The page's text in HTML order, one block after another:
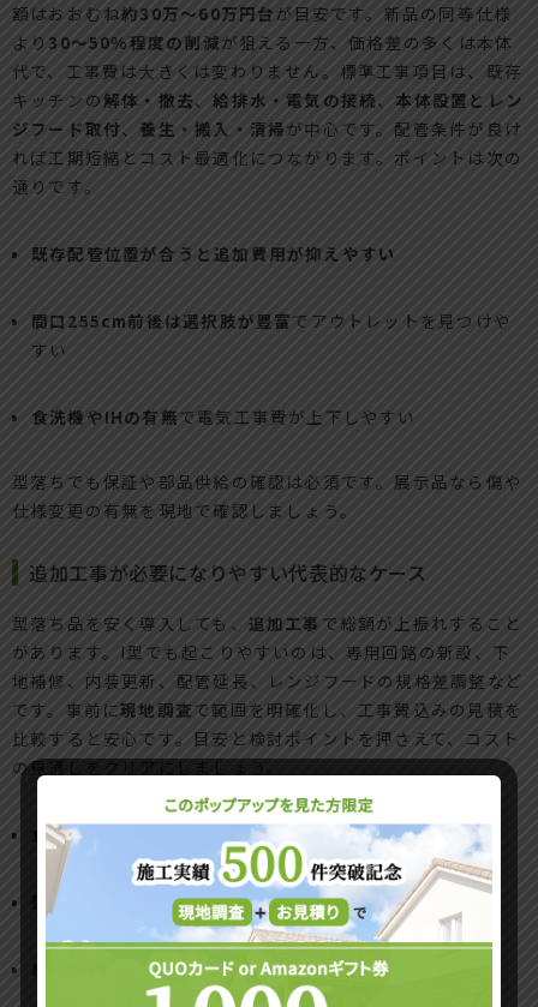
額はおおむね約30万〜60万円台が目安です。新品の同等仕様
より 30〜50％程度の削減が狙える一方、価格差の多くは本体
代で、工事費は大きくは変わりません。標準工事項目は、既存
キッチンの 解体・撤去、 給排水・電気の接続、 本体設置とレン
ジフード取付、 養生・搬入・清掃が中心です。配管条件が良け
れば工期短縮とコスト最適化につながります。ポイントは次の
通りです。
既存配管位置が合うと追加費用が抑えやすい
間口255cm前後は選択肢が豊富でアウトレットを見つけや
すい
食洗機やIHの有無で電気工事費が上下しやすい
型落ちでも保証や部品供給の確認は必須です。展示品なら傷や
仕様変更の有無を現地で確認しましょう。
追加工事が必要になりやすい代表的なケース
型落ち品を安く導入しても、 追加工事 で総額が上振れすること
があります。I型でも起こりやすいのは、専用回路の新設、下
地補修、内装更新、配管延長、レンジフードの規格差調整など
です。事前に現地調査で範囲を明確化し、工事費込みの見積を
比較すると安心です。目安と検討ポイントを押さえて、コスト
の見通しをクリアにしましょう。
食洗機・IHの専用回路新設：2万〜8万円前後
壁・床の下地補修や内装更新：5万〜20万円前後
給排水の位置調整・延長：3万〜10万円前後